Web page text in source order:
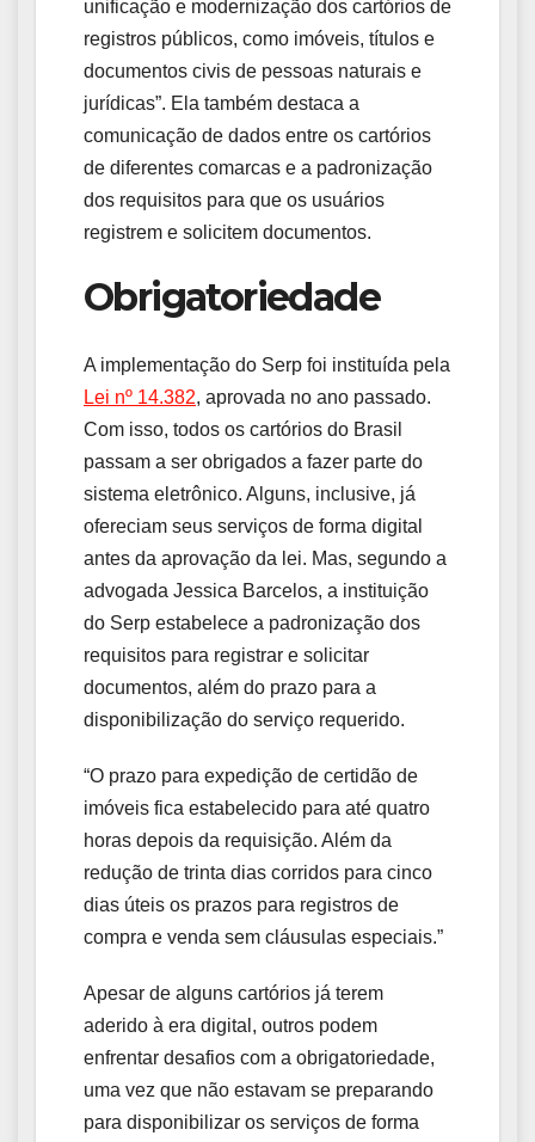
unificação e modernização dos cartórios de
registros públicos, como imóveis, títulos e
documentos civis de pessoas naturais e
jurídicas”. Ela também destaca a
comunicação de dados entre os cartórios
de diferentes comarcas e a padronização
dos requisitos para que os usuários
registrem e solicitem documentos.
Obrigatoriedade
A implementação do Serp foi instituída pela
Lei nº 14.382, aprovada no ano passado.
Com isso, todos os cartórios do Brasil
passam a ser obrigados a fazer parte do
sistema eletrônico. Alguns, inclusive, já
ofereciam seus serviços de forma digital
antes da aprovação da lei. Mas, segundo a
advogada Jessica Barcelos, a instituição
do Serp estabelece a padronização dos
requisitos para registrar e solicitar
documentos, além do prazo para a
disponibilização do serviço requerido.
“O prazo para expedição de certidão de
imóveis fica estabelecido para até quatro
horas depois da requisição. Além da
redução de trinta dias corridos para cinco
dias úteis os prazos para registros de
compra e venda sem cláusulas especiais.”
Apesar de alguns cartórios já terem
aderido à era digital, outros podem
enfrentar desafios com a obrigatoriedade,
uma vez que não estavam se preparando
para disponibilizar os serviços de forma